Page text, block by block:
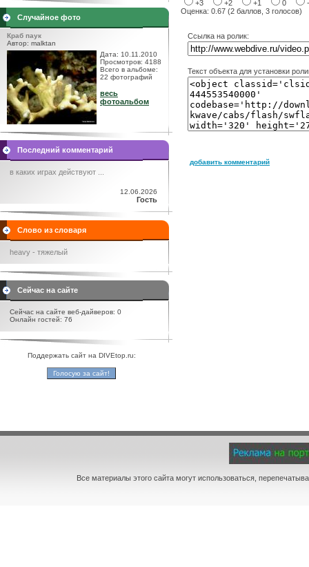
Случайное фото
Краб паук
Автор: malktan
Дата: 10.11.2010
Просмотров: 4188
Всего в альбоме:
22 фотографий
весь
фотоальбом
Последний комментарий
в каких играх действуют ...
12.06.2026
Гость
Слово из словаря
heavy - тяжелый
Сейчас на сайте
Сейчас на сайте веб-дайверов: 0
Онлайн гостей: 76
Поддержать сайт на DIVEtop.ru:
+3 +2 +1 0
Оценка: 0.67 (2 баллов, 3 голосов)
Ссылка на ролик:
Текст объекта для установки
добавить комментарий
Все материалы этого сайта могут использоваться,